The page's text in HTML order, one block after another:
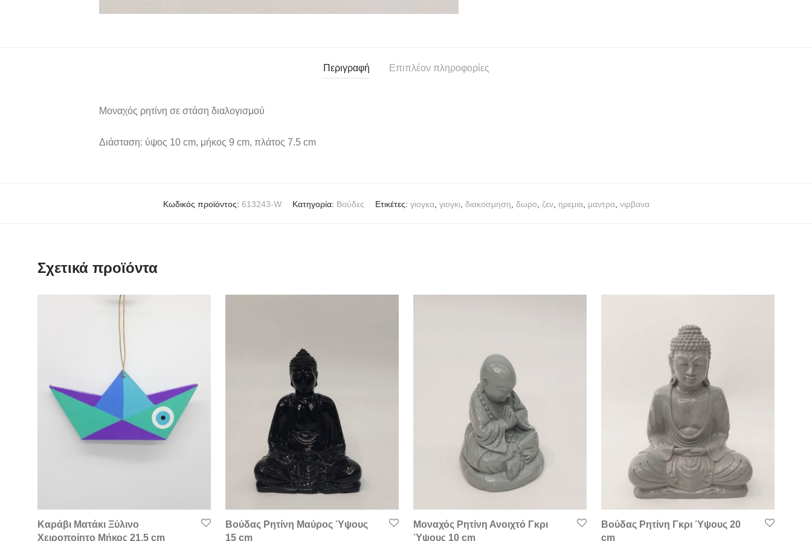
Περιγραφή Επιπλέον πληροφορίες
Μοναχός ρητίνη σε στάση διαλογισμού
Διάσταση: ύψος 10 cm, μήκος 9 cm, πλάτος 7.5 cm
Κωδικός προϊόντος: 613243-W Κατηγορία: Βούδες Ετικέτες: γιογκα, γιογκι διακοσμηση δωρο ζεν, ηρεμια, μαντρα, νιρβανα
Σχετικά προϊόντα
Καράβι Ματάκι Ξύλινο
Χειροποίητο Μήκος 21.5 cm
Βούδας Ρητίνη Μαύρος Ύψους
15 cm
Μοναχός Ρητίνη Ανοιχτό Γκρι
Ύψους 10 cm
Βούδας Ρητίνη Γκρι Ύψους 20
cm